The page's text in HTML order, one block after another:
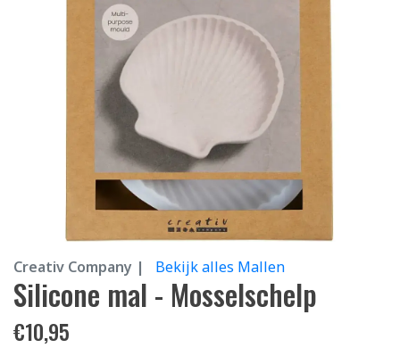
Creativ Company | Bekijk alles Mallen
Silicone mal - Mosselschelp
€10,95